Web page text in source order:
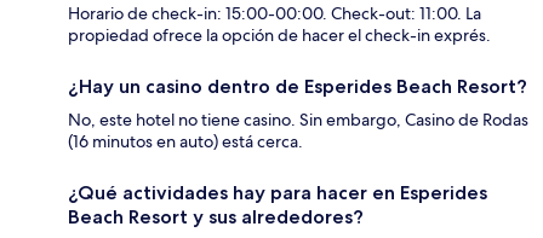
Horario de check-in: 15:00-00:00. Check-out: 11:00. La
propiedad ofrece la opción de hacer el check-in exprés.
¿Hay un casino dentro de Esperides Beach Resort?
No, este hotel no tiene casino. Sin embargo, Casino de Rodas
(16 minutos en auto) está cerca.
¿Qué actividades hay para hacer en Esperides
Beach Resort y sus alrededores?